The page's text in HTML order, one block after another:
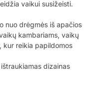
vaikui susižeisti.
nuo drėgmės iš apačios
kambariams, vaikų
kur reikia papildomos
dizainas